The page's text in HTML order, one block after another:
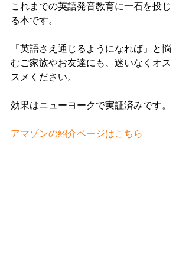
これまでの英語発音教育に一石を投じ
る本です。
「英語さえ通じるようになれば」と悩
むご家族やお友達にも、迷いなくオス
スメください。
効果はニューヨークで実証済みです。
アマゾンの紹介ページはこちら